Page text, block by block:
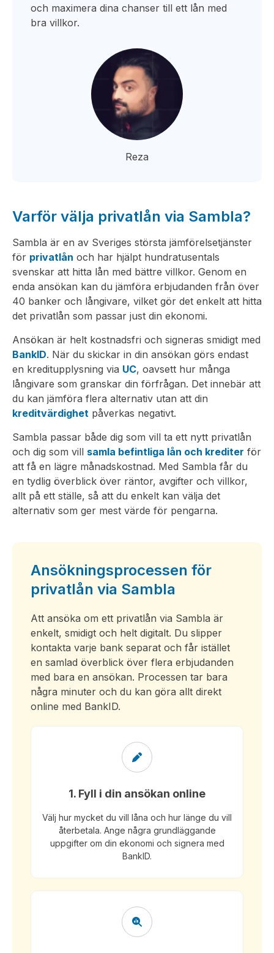
och maximera dina chanser till ett lån med
bra villkor.
Reza
Varför välja privatlån via Sambla?
Sambla är en av Sveriges största jämförelsetjänster
för privatlån och har hjälpt hundratusentals
svenskar att hitta lån med bättre villkor. Genom en
enda ansökan kan du jämföra erbjudanden från över
40 banker och långivare, vilket gör det enkelt att hitta
det privatlån som passar just din ekonomi.
Ansökan är helt kostnadsfri och signeras smidigt med
BankID. När du skickar in din ansökan görs endast
en kreditupplysning via UC, oavsett hur många
långivare som granskar din förfrågan. Det innebär att
du kan jämföra flera alternativ utan att din
kreditvärdighet påverkas negativt.
Sambla passar både dig som vill ta ett nytt privatlån
och dig som vill samla befintliga lån och krediter för
att få en lägre månadskostnad. Med Sambla får du
en tydlig överblick över räntor, avgifter och villkor,
allt på ett ställe, så att du enkelt kan välja det
alternativ som ger mest värde för pengarna.
Ansökningsprocessen för
privatlån via Sambla
Att ansöka om ett privatlån via Sambla är
enkelt, smidigt och helt digitalt. Du slipper
kontakta varje bank separat och får istället
en samlad överblick över flera erbjudanden
med bara en ansökan. Processen tar bara
några minuter och du kan göra allt direkt
online med BankID.
1. Fyll i din ansökan online
Välj hur mycket du vill låna och hur länge du vill
återbetala. Ange några grundläggande
uppgifter om din ekonomi och signera med
BankID.